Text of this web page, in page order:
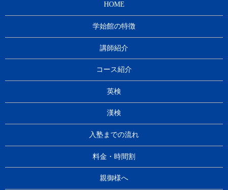
HOME
学始館の特徴
講師紹介
コース紹介
英検
漢検
入塾までの流れ
料金・時間割
親御様へ